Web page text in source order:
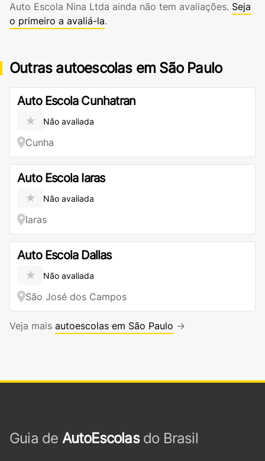
Auto Escola Nina Ltda ainda não tem avaliações. Seja
o primeiro a avaliá-la.
Outras autoescolas em São Paulo
Auto Escola Cunhatran
★ Não avaliada
Cunha
Auto Escola Iaras
★ Não avaliada
Iaras
Auto Escola Dallas
★ Não avaliada
São José dos Campos
Veja mais autoescolas em São Paulo →
Guia de AutoEscolasdo Brasil